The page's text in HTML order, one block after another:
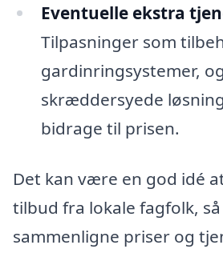
Eventuelle ekstra
Tilpasninger som
gardinringsystemer, og
skræddersyede
bidrage til prisen.
Det kan være en god idé
tilbud fra lokale fagfolk,
sammenligne priser og